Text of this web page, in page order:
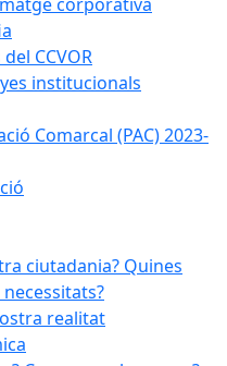
CCVOR
institucionals
Comarcal (PAC) 2023-
ciutadania? Quines
realitat